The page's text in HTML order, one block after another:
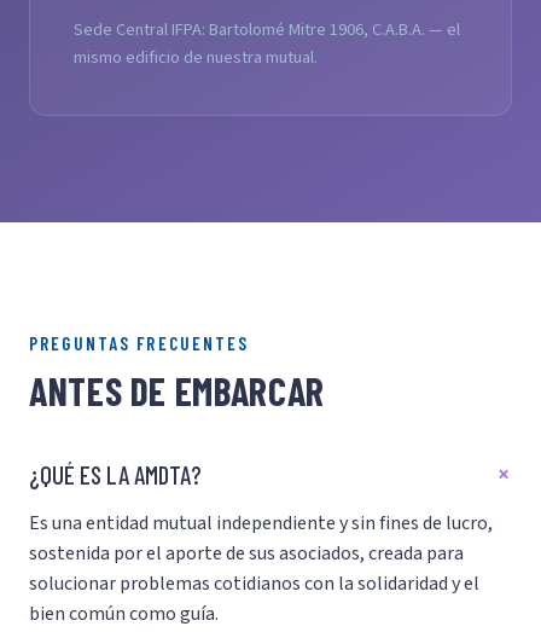
Sede Central IFPA: Bartolomé Mitre 1906, C.A.B.A. — el
mismo edificio de nuestra mutual.
PREGUNTAS FRECUENTES
ANTES DE EMBARCAR
¿QUÉ ES LA AMDTA?
Es una entidad mutual independiente y sin fines de lucro,
sostenida por el aporte de sus asociados, creada para
solucionar problemas cotidianos con la solidaridad y el
bien común como guía.